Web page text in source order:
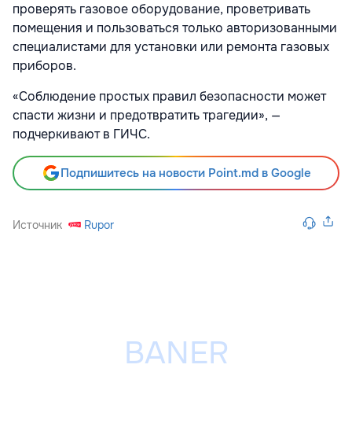
проверять газовое оборудование, проветривать
помещения и пользоваться только авторизованными
специалистами для установки или ремонта газовых
приборов.
«Соблюдение простых правил безопасности может
спасти жизни и предотвратить трагедии», —
подчеркивают в ГИЧС.
Подпишитесь на новости Point.md в Google
Источник Rupor